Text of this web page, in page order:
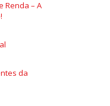
Renda – A
da